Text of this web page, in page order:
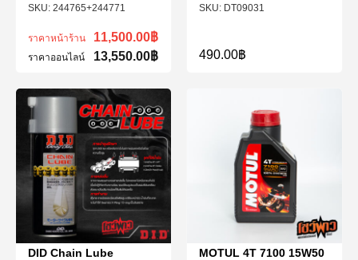
244765+244771
ราคาหน้าร้าน 11,500.00฿
ราคาออนไลน์ 13,550.00฿
DT09031
490.00฿
DID Chain Lube MOTUL 4T 7100 15W50